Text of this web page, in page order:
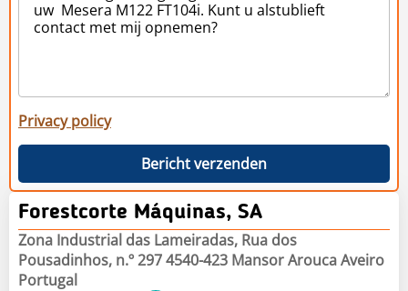
Privacy policy
Bericht verzenden
Forestcorte Máquinas, SA
Zona Industrial das Lameiradas, Rua dos
Pousadinhos, n.º 297 4540-423 Mansor Arouca Aveiro
Portugal